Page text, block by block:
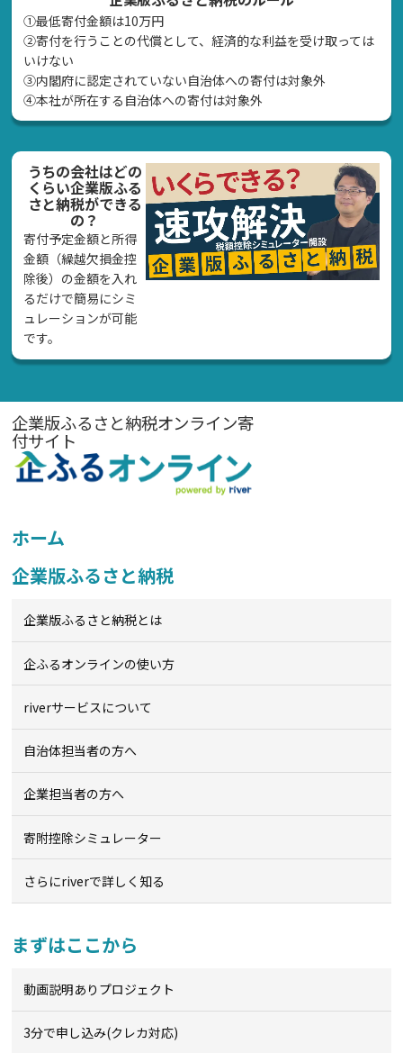
①最低寄付金額は10万円
②寄付を行うことの代償として、経済的な利益を受け取っては
いけない
➂内閣府に認定されていない自治体への寄付は対象外
④本社が所在する自治体への寄付は対象外
うちの会社はどの
くらい企業版ふる
さと納税ができる
の？
寄付予定金額と所得
金額（繰越欠損金控
除後）の金額を入れ
るだけで簡易にシミ
ュレーションが可能
です。
企業版ふるさと納税オンライン寄
付サイト
ホーム
企業版ふるさと納税
企業版ふるさと納税とは
企ふるオンラインの使い方
riverサービスについて
自治体担当者の方へ
企業担当者の方へ
寄附控除シミュレーター
さらにriverで詳しく知る
まずはここから
動画説明ありプロジェクト
3分で申し込み(クレカ対応)